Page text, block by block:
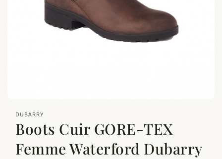
DUBARRY
Boots Cuir GORE-TEX
Femme Waterford Dubarry